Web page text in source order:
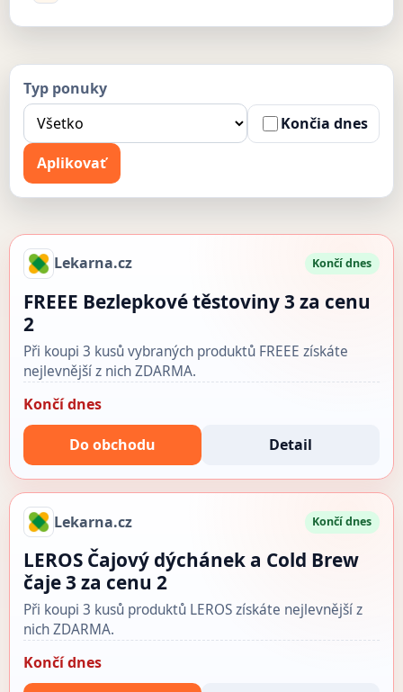
Typ ponuky
Končia dnes
Aplikovať
Lekarna.cz Končí dnes
FREEE Bezlepkové těstoviny 3 za cenu
2
Při koupi 3 kusů vybraných produktů FREEE získáte
nejlevnější z nich ZDARMA.
Končí dnes
Do obchodu Detail
Lekarna.cz Končí dnes
LEROS Čajový dýchánek a Cold Brew
čaje 3 za cenu 2
Při koupi 3 kusů produktů LEROS získáte nejlevnější z
nich ZDARMA.
Končí dnes